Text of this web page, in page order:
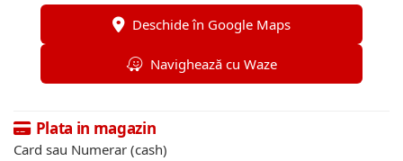
Deschide în Google Maps
Navighează cu Waze
Plata in magazin
Card sau Numerar (cash)